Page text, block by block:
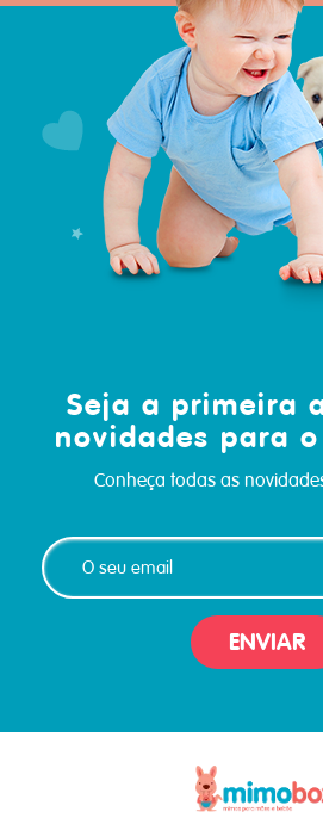
Seja a primeira
novidades para
Conheça todas as
ENVIAR